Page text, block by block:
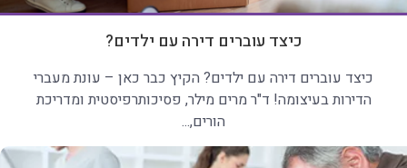
כיצד עוברים דירה עם ילדים?
כיצד עוברים דירה עם ילדים? הקיץ כבר כאן – עונת מעברי
הדירות בעיצומה! ד"ר מרים מילר, פסיכותרפיסטית ומדריכת
הורים,...